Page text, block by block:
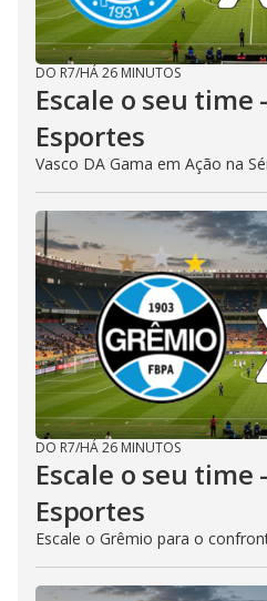
DO R7/HÁ 26 MINUTOS
Escale o seu time
Esportes
Vasco DA Gama em Ação na
DO R7/HÁ 26 MINUTOS
Escale o seu time
Esportes
Escale o Grêmio para o